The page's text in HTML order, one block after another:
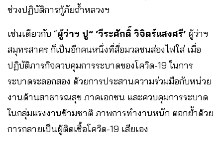
ช่วงปฏิบัติการกู้ภัยถ้ำหลวงฯ
เช่นเดียวกับ “ผู้ว่าฯ ปู” ‘วีระศักดิ์ วิจิตร์แสงศรี’ ผู้ว่าฯ
สมุทรสาคร ก็เป็นอีกคนหนึ่งที่สื่อมวลชนส่องไฟใส่ เมื่อ
ปฏิบัติภารกิจควบคุมการระบาดของโควิด-19 ในการ
ระบาดระลอกสอง ด้วยการประสานความร่วมมือกับหน่วย
งานด้านสาธารณสุข ภาคเอกชน และควบคุมการระบาด
ในกลุ่มแรงงานข้ามชาติ ภาพการทำงานหนัก ตอกย้ำด้วย
การกลายเป็นผู้ติดเชื้อโควิด-19 เสียเอง